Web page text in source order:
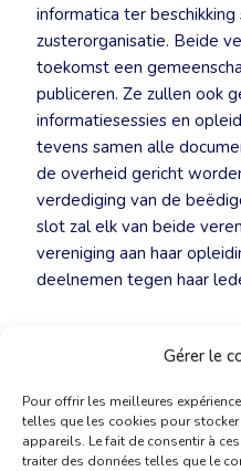
Gérer le
Pour offrir les meilleures
telles que les cookies pour
appareils. Le fait de consentir à
traiter des données telles que le
informatica ter
zusterorganisatie. Beide
toekomst een
publiceren. Ze zullen ook
informatiesessies en
tevens samen alle
de overheid gericht
verdediging van de
slot zal elk van beide
vereniging aan haar
deelnemen tegen haar
bekrachtigen hun